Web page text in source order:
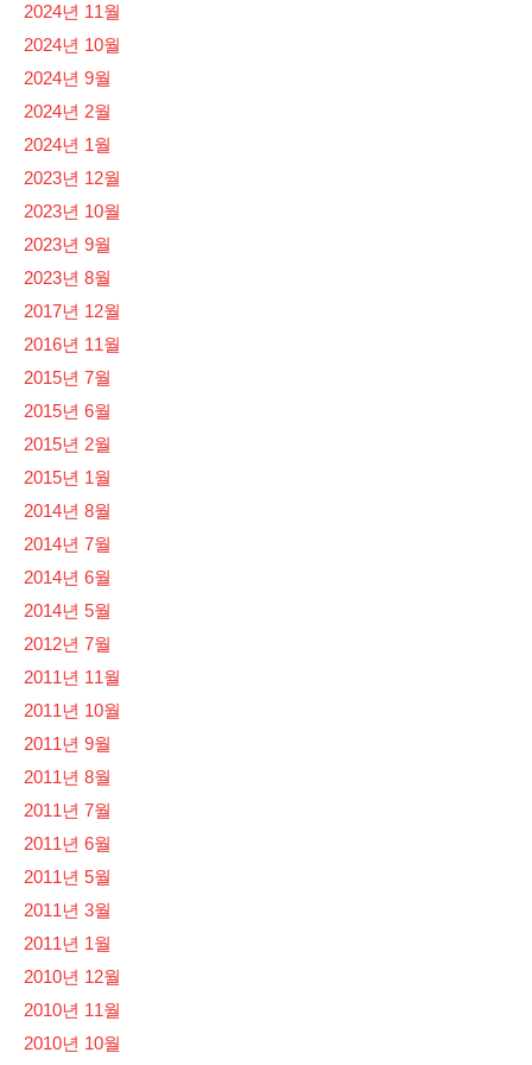
2024년 11월
2024년 10월
2024년 9월
2024년 2월
2024년 1월
2023년 12월
2023년 10월
2023년 9월
2023년 8월
2017년 12월
2016년 11월
2015년 7월
2015년 6월
2015년 2월
2015년 1월
2014년 8월
2014년 7월
2014년 6월
2014년 5월
2012년 7월
2011년 11월
2011년 10월
2011년 9월
2011년 8월
2011년 7월
2011년 6월
2011년 5월
2011년 3월
2011년 1월
2010년 12월
2010년 11월
2010년 10월